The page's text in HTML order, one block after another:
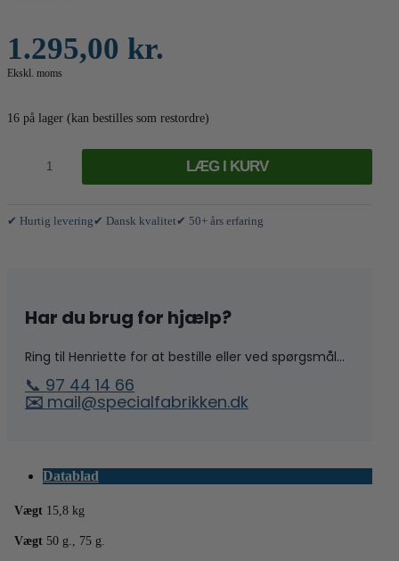
1.295,00 kr.
Ekskl. moms
16 på lager (kan bestilles som restordre)
3,07x100
LÆG I KURV
✔ Hurtig levering✔ Dansk kvalitet✔ 50+ års erfaring
Har du brug for hjælp?
Ring til Henriette for at bestille eller ved spørgsmål...
📞 97 44 14 66
✉️ mail@specialfabrikken.dk
Datablad
Vægt 15,8 kg
Vægt 50 g., 75 g.